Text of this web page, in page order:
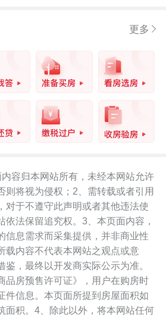
更多
容归本网站所有，未经本网站允许
则将视为侵权；2、需转载或者引用
对于不遵守此声明或者其他违法使
依法保留追究权。3、本页面内容，
信息需求而采集提供，并非商业性
载内容不代表本网站之观点或意
鉴，最终以开发商实际公示为准。
品房预售许可证》，用户在购房时
件信息。本页面所提到房屋面积如
面积。4、除此以外，将本网站任何